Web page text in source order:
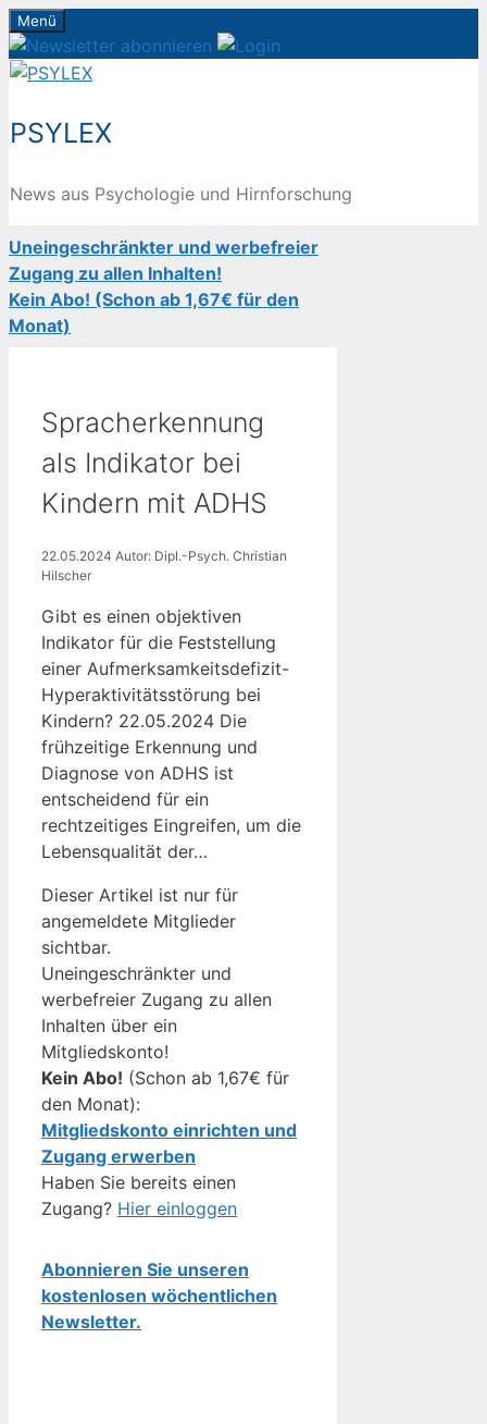
Zum
Inhalt
springen
Menü
PSYLEX
News aus Psychologie und Hirnforschung
Uneingeschränkter und werbefreier
Zugang zu allen Inhalten!
Kein Abo! (Schon ab 1,67€ für den
Monat)
Spracherkennung
als Indikator bei
Kindern mit ADHS
22.05.2024 Autor: Dipl.-Psych. Christian
Hilscher
Gibt es einen objektiven
Indikator für die Feststellung
einer Aufmerksamkeitsdefizit-
Hyperaktivitätsstörung bei
Kindern? 22.05.2024 Die
frühzeitige Erkennung und
Diagnose von ADHS ist
entscheidend für ein
rechtzeitiges Eingreifen, um die
Lebensqualität der…
Dieser Artikel ist nur für
angemeldete Mitglieder
sichtbar.
Uneingeschränkter und
werbefreier Zugang zu allen
Inhalten über ein
Mitgliedskonto!
Kein Abo! (Schon ab 1,67€ für
den Monat):
Mitgliedskonto einrichten und
Zugang erwerben
Haben Sie bereits einen
Zugang? Hier einloggen
Abonnieren Sie unseren
kostenlosen wöchentlichen
Newsletter.